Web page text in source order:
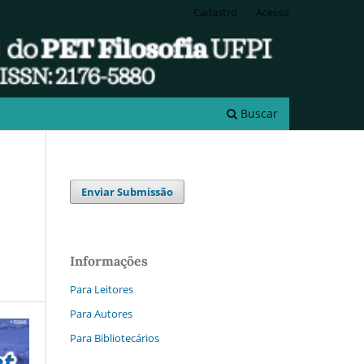
Buscar
Cadastro Acesso
Enviar Submissão
Informações
Para Leitores
Para Autores
Para Bibliotecários